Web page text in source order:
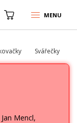
MENU
Svářečky
Mencl,